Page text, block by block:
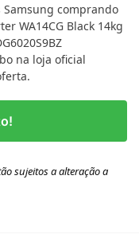
Samsung comprando
WA14CG Black 14kg
na loja oficial
sujeitos a alteração a